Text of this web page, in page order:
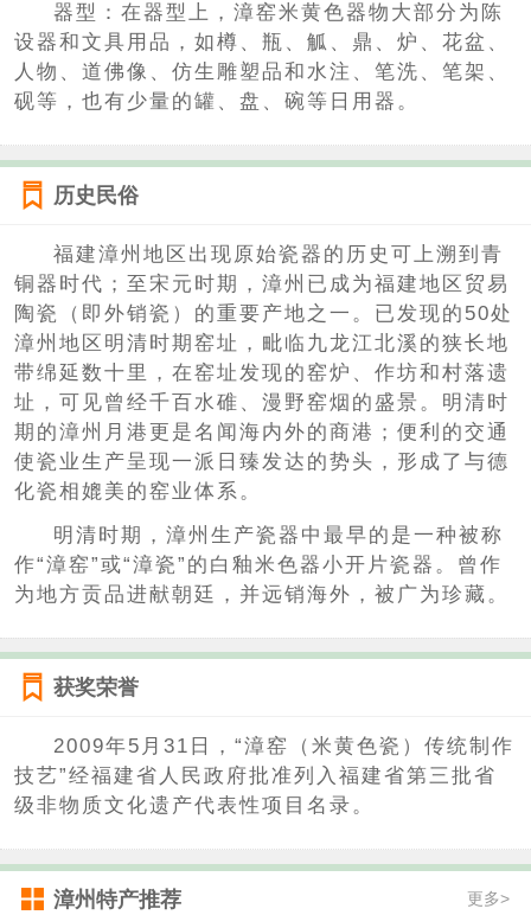
器型：在器型上，漳窑米黄色器物大部分为陈
设器和文具用品，如樽、瓶、觚、鼎、炉、花盆、
人物、道佛像、仿生雕塑品和水注、笔洗、笔架、
砚等，也有少量的罐、盘、碗等日用器。
历史民俗
福建漳州地区出现原始瓷器的历史可上溯到青
铜器时代；至宋元时期，漳州已成为福建地区贸易
陶瓷（即外销瓷）的重要产地之一。已发现的50处
漳州地区明清时期窑址，毗临九龙江北溪的狭长地
带绵延数十里，在窑址发现的窑炉、作坊和村落遗
址，可见曾经千百水碓、漫野窑烟的盛景。明清时
期的漳州月港更是名闻海内外的商港；便利的交通
使瓷业生产呈现一派日臻发达的势头，形成了与德
化瓷相媲美的窑业体系。
明清时期，漳州生产瓷器中最早的是一种被称
作“漳窑”或“漳瓷”的白釉米色器小开片瓷器。曾作
为地方贡品进献朝廷，并远销海外，被广为珍藏。
获奖荣誉
2009年5月31日，“漳窑（米黄色瓷）传统制作
技艺”经福建省人民政府批准列入福建省第三批省
级非物质文化遗产代表性项目名录。
漳州特产推荐 更多>